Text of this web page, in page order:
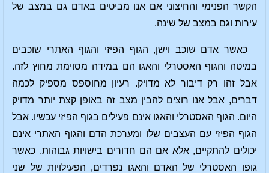
הקשר הפנימי והחיצוני אם אנו מביטים באדם גם במצב של
עירות וגם במצב של שינה.
כאשר אדם שוכב וישן, הגוף הפיזי והגוף האתרי שוכבים
במיטה והגוף האסטרלי והאגו הם במידה מסוימת מחוץ לזה.
אבל זהו רק דיבור לא מדויק. רעיון מחוספס מספיק לכמה
דברים, אבל אנו רוצים להבין מצב זה באופן קצת יותר מדויק
היום. הגוף האסטרלי והאגו אינם פעילים בגוף הפיזי עכשיו. אבל
הגוף הפיזי עם העצבים שלו ומערכת הדם והגוף האתרי אינם
יכולים להתקיים, אלא אם הם חדורים בישויות גבוהות. כאשר
גופו האסטרלי של האדם והאגו נפרדים, הפעילויות של שני